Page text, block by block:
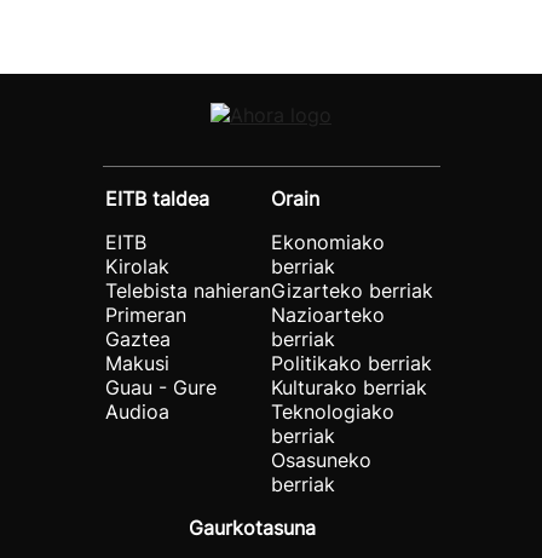
EITB taldea
EITB
Kirolak
Telebista nahieran
Primeran
Gaztea
Makusi
Guau - Gure
Audioa
Orain
Ekonomiako
berriak
Gizarteko berriak
Nazioarteko
berriak
Politikako berriak
Kulturako berriak
Teknologiako
berriak
Osasuneko
berriak
Gaurkotasuna